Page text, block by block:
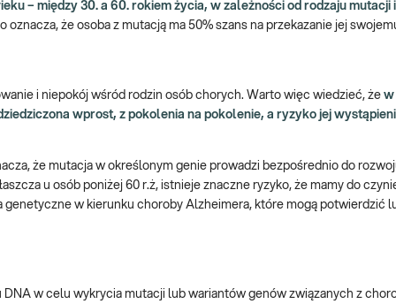
– między 30. a 60. rokiem życia, w zależności od rodzaju mutacji
że osoba z mutacją ma 50% szans na przekazanie jej
i niepokój wśród rodzin osób chorych. Warto więc wiedzieć, że w
wprost, z pokolenia na pokolenie, a ryzyko jej
że mutacja w określonym genie prowadzi bezpośrednio do
u osób poniżej 60 r.ż, istnieje znaczne ryzyko, że mamy do
w kierunku choroby Alzheimera, które mogą potwierdzić
DNA w celu wykrycia mutacji lub wariantów genów związanych z